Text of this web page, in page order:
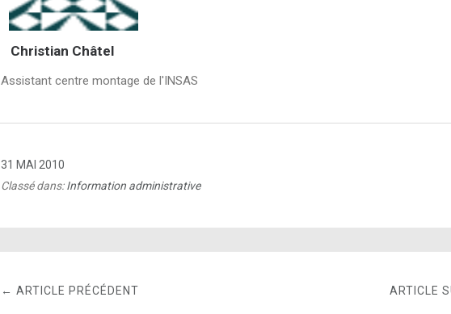
Christian Châtel
Assistant centre montage de l'INSAS
31 MAI 2010
Classé dans:Information administrative
ARTICLE
← ARTICLE PRÉCÉDENT